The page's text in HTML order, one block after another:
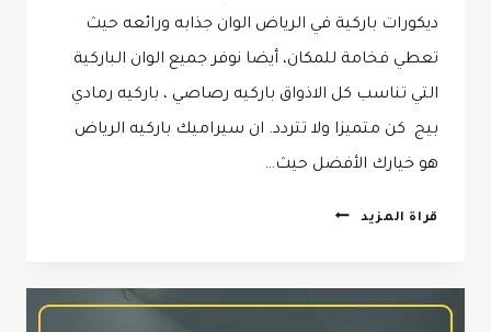
ديكورات باركية في الرياض الوان جذابه ورائعه حيث
تعطي فخامة للمكان، أيضا نوفر جميع الوان الباركية
التي تناسب كل الاذواق باركيه رصاصي ، باركيه رمادي
بيج كن متميزا ولا تتردد. ان سيراميك باركيه الرياض
هو خيارك الأفضل حيث…
قراة المزيد
ديكورات